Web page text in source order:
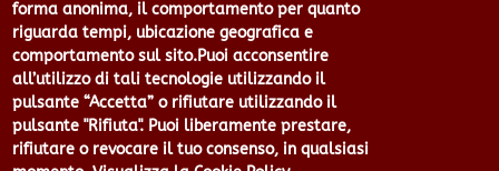
Città Metropolitana di Genova - Piazzale Mazzini 2 -16122 -
Genova | CF:80007350103 - P.Iva: 00949170104 | Codice IPA: cmge
Centralino 010 54991 Fax 010 5499244 URP 010 5499456
Num.Verde 800 509420 | P.E.C.:
pec@cert.cittametropolitana.genova.it
forma anonima, il comportamento per quanto
riguarda tempi, ubicazione geografica e
comportamento sul sito.Puoi acconsentire
all’utilizzo di tali tecnologie utilizzando il
pulsante “Accetta” o rifiutare utilizzando il
pulsante "Rifiuta". Puoi liberamente prestare,
rifiutare o revocare il tuo consenso, in qualsiasi